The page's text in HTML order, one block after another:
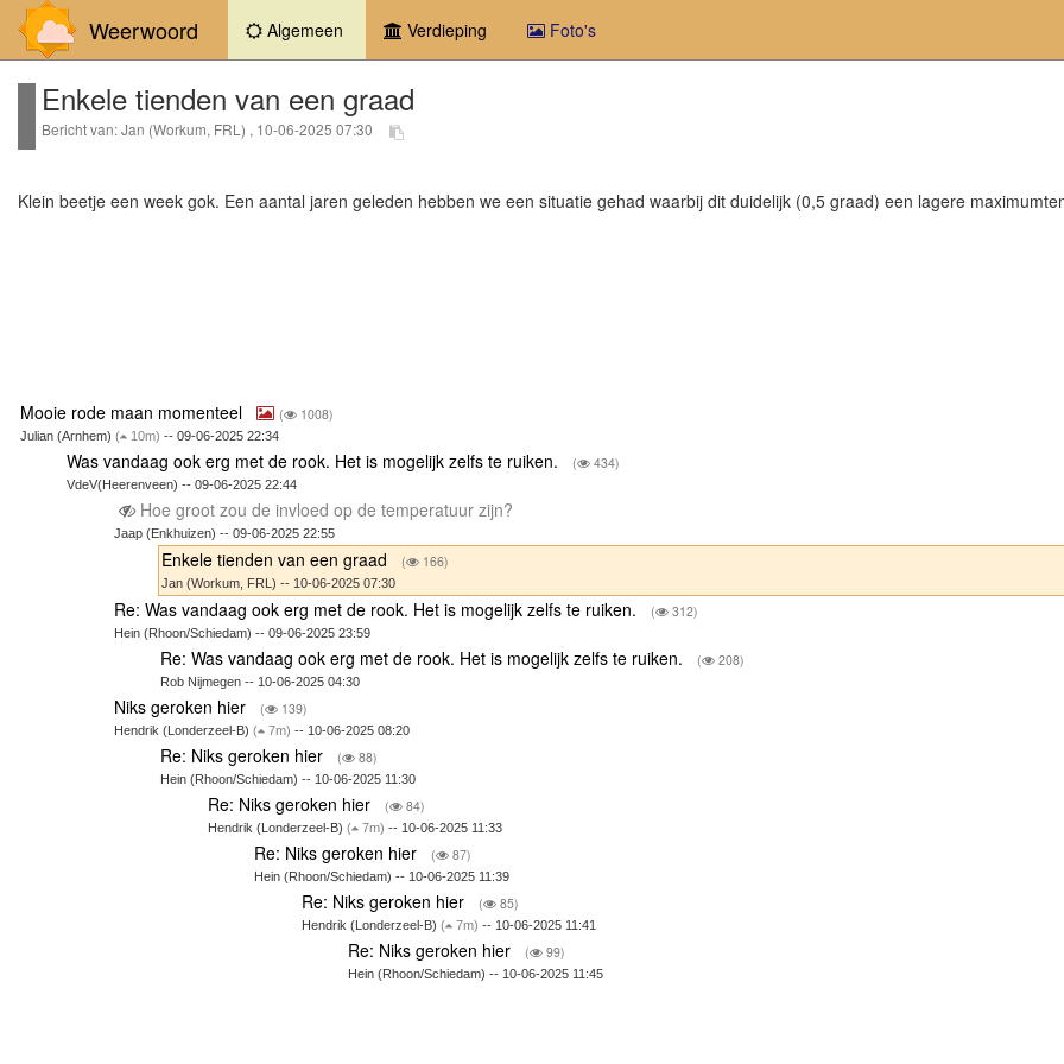
Weerwoord Algemeen (current)Verdieping Foto's
Enkele tienden van een graad
Bericht van: Jan (Workum, FRL) , 10-06-2025 07:30
Klein beetje een week gok. Een aantal jaren geleden hebben we een situatie gehad waarbij dit duidelijk (0,5 graad) een lagere
Mooie rode maan momenteel ( 1008)
Julian (Arnhem) ( 10m) -- 09-06-2025 22:34
Was vandaag ook erg met de rook. Het is mogelijk zelfs te ruiken. ( 434)
VdeV(Heerenveen) -- 09-06-2025 22:44
Hoe groot zou de invloed op de temperatuur zijn?
Jaap (Enkhuizen) -- 09-06-2025 22:55
Enkele tienden van een graad ( 166)
Jan (Workum, FRL) -- 10-06-2025 07:30
Re: Was vandaag ook erg met de rook. Het is mogelijk zelfs te ruiken. ( 312)
Hein (Rhoon/Schiedam) -- 09-06-2025 23:59
Re: Was vandaag ook erg met de rook. Het is mogelijk zelfs te ruiken. ( 208)
Rob Nijmegen -- 10-06-2025 04:30
Niks geroken hier ( 139)
Hendrik (Londerzeel-B) ( 7m) -- 10-06-2025 08:20
Re: Niks geroken hier ( 88)
Hein (Rhoon/Schiedam) -- 10-06-2025 11:30
Re: Niks geroken hier ( 84)
Hendrik (Londerzeel-B) ( 7m) -- 10-06-2025 11:33
Re: Niks geroken hier ( 87)
Hein (Rhoon/Schiedam) -- 10-06-2025 11:39
Re: Niks geroken hier ( 85)
Hendrik (Londerzeel-B) ( 7m) -- 10-06-2025 11:41
Re: Niks geroken hier ( 99)
Hein (Rhoon/Schiedam) -- 10-06-2025 11:45